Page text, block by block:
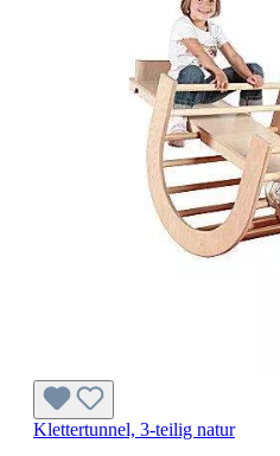
Klettertunnel, 3-teilig natur